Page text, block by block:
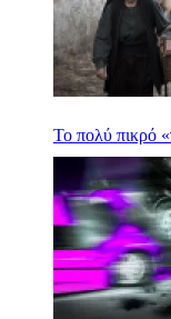
Το πολύ πικρό